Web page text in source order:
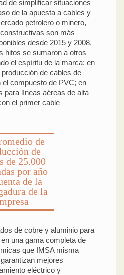
de simplificar situaciones
de la apuesta a cables y
petrolero o minero,
son más
desde 2015 y 2008,
hitos se sumaron a otros
el espíritu de la marca: en
de cables de
el compuesto de PVC; en
para líneas aéreas de alta
el primer cable
de
de
de 25.000
por año
de la
de la
de cobre y aluminio para
una gama completa de
que IMSA misma
mejores
eléctrico y